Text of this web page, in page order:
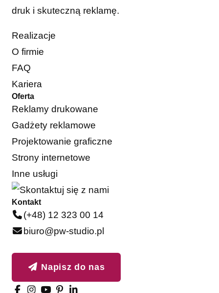
druk i skuteczną reklamę.
Realizacje
O firmie
FAQ
Kariera
Oferta
Reklamy drukowane
Gadżety reklamowe
Projektowanie graficzne
Strony internetowe
Inne usługi
Kontakt
(+48) 12 323 00 14
biuro@pw-studio.pl
Napisz do nas